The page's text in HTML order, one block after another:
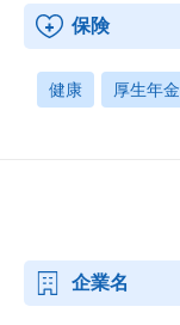
保険
健康 厚生年金
企業名